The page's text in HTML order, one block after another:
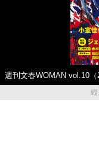
週刊文春WOMAN vol.10（